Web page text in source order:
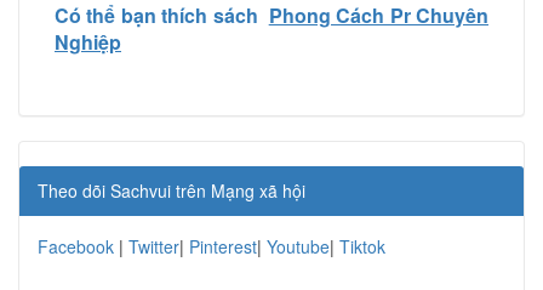
Có thể bạn thích sách Phong Cách Pr Chuyên
Nghiệp
Theo dõi Sachvui trên Mạng xã hội
Facebook | Twitter| Pinterest| Youtube| Tiktok